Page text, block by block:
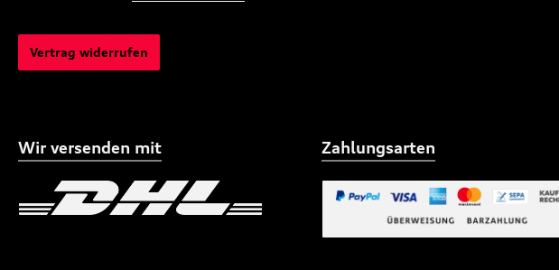
Vertrag widerrufen
Wir versenden mit
Benutzerdefiniertes Bild 2
Zahlungsarten